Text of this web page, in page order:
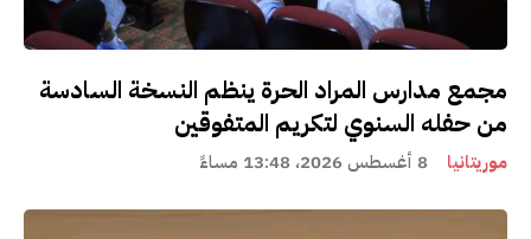
مجمع مدارس المراد الحرة ينظم النسخة السادسة
من حفله السنوي لتكريم المتفوقين
موريتانيا 8 أغسطس 2026، 13:48 مساءً